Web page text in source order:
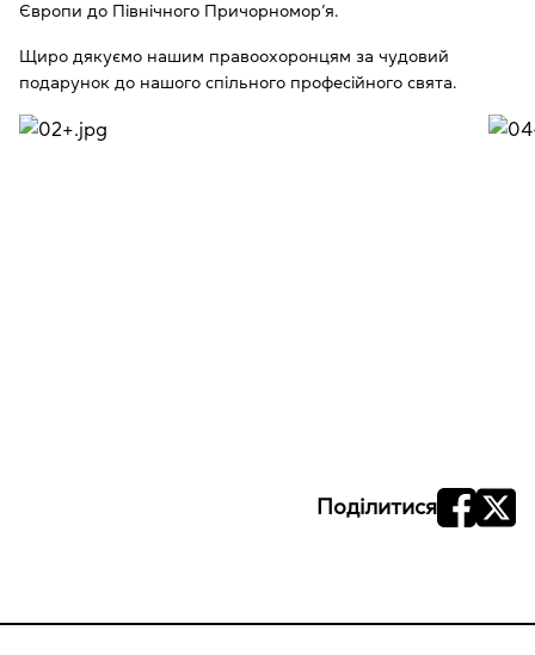
Європи до Північного Причорномор’я.
Щиро дякуємо нашим правоохоронцям за чудовий
подарунок до нашого спільного професійного свята.
Поділитися